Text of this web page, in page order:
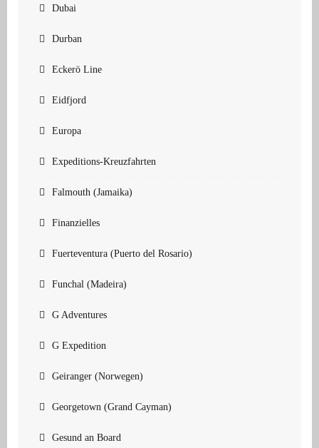
Dubai
Durban
Eckerö Line
Eidfjord
Europa
Expeditions-Kreuzfahrten
Falmouth (Jamaika)
Finanzielles
Fuerteventura (Puerto del Rosario)
Funchal (Madeira)
G Adventures
G Expedition
Geiranger (Norwegen)
Georgetown (Grand Cayman)
Gesund an Board